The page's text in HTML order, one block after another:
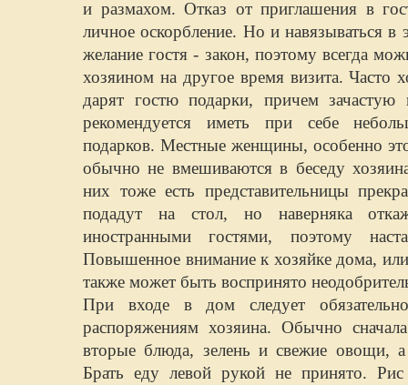
и размахом. Отказ от приглашения в
личное оскорбление. Но и навязываться в
желание гостя - закон, поэтому всегда
хозяином на другое время визита. Часто
дарят гостю подарки, причем
рекомендуется иметь при себе
подарков. Местные женщины, особенно
обычно не вмешиваются в беседу
них тоже есть представительницы
подадут на стол, но наверняка
иностранными гостями, поэтому
Повышенное внимание к хозяйке дома,
также может быть воспринято
При входе в дом следует
распоряжениям хозяина. Обычно
вторые блюда, зелень и свежие овощи,
Брать еду левой рукой не принято.